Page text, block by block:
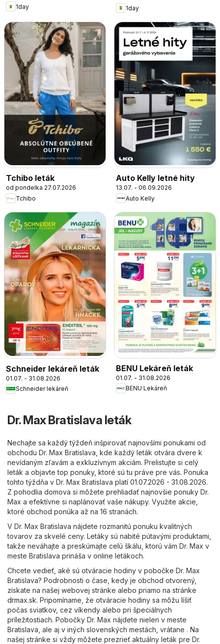
1day
1day
Tchibo leták
od pondelka 27.07.2026
Tchibo
Auto Kelly letné hity
13.07. - 06.09.2026
Auto Kelly
Schneider lekáreň leták
01.07. - 31.08.2026
Schneider lekáreň
BENU Lekáreň leták
01.07. - 31.08.2026
BENU Lekáreň
Dr. Max Bratislava leták
Nechajte sa každý týždeň inšpirovať najnovšími ponukami od
obchodu Dr. Max Bratislava, kde každý leták otvára dvere k
nevídaným zľavám a exkluzívnym akciám. Prelistujte si celý
leták a objavte top ponuky, ktoré sú tu práve pre vás. Ponuka
tohto týždňa v Dr. Max Bratislava platí 01.07.2026 - 31.08.2026.
Z pohodlia domova si môžete prehliadať najnovšie ponuky Dr.
Max a efektívne si naplánovať vaše nákupy. Využite akcie,
ktoré obchod ponúka až na 16 stranách.
V Dr. Max Bratislava nájdete rozmanitú ponuku kvalitných
tovarov za skvelé ceny. Letáky sú nabité pútavými produktami,
takže neváhajte a preskúmajte celú škálu, ktorú vám Dr. Max v
meste Bratislava prináša v online letákoch.
Chcete vedieť, aké sú otváracie hodiny v pobočke Dr. Max
Bratislava? Podrobnosti o čase, kedy je obchod otvorený,
získate na našej webovej stránke alebo priamo na stránke
drmax.sk. Pripomíname, že otváracie hodiny sa môžu líšiť
počas sviatkov, cez víkendy alebo pri špeciálnych
príležitostiach. Pobočky Dr. Max nájdete nielen v meste
Bratislava, ale aj v iných slovenských mestách, vrátane . Na
našej stránke si vždy môžete prezrieť aktuálny leták pre Dr.